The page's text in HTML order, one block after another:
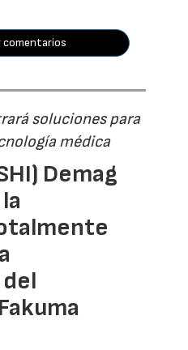
comentarios
soluciones para
médica
Demag